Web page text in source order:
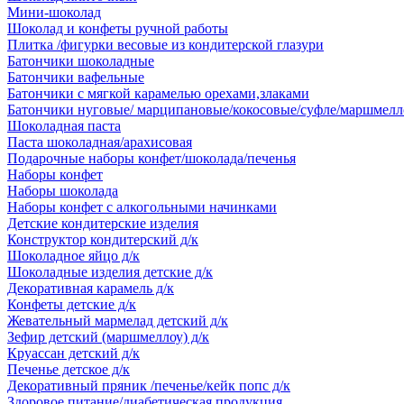
Мини-шоколад
Шоколад и конфеты ручной работы
Плитка /фигурки весовые из кондитерской глазури
Батончики шоколадные
Батончики вафельные
Батончики с мягкой карамелью орехами,злаками
Батончики нуговые/ марципановые/кокосовые/суфле/
Шоколадная паста
Паста шоколадная/арахисовая
Подарочные наборы конфет/шоколада/печенья
Наборы конфет
Наборы шоколада
Наборы конфет с алкогольными начинками
Детские кондитерские изделия
Конструктор кондитерский д/к
Шоколадное яйцо д/к
Шоколадные изделия детские д/к
Декоративная карамель д/к
Конфеты детские д/к
Жевательный мармелад детский д/к
Зефир детский (маршмеллоу) д/к
Круассан детский д/к
Печенье детское д/к
Декоративный пряник /печенье/кейк попс д/к